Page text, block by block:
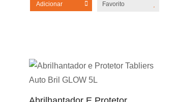
Adicionar Favorito